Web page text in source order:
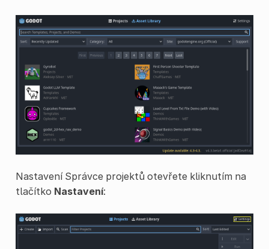
Nastavení Správce projektů otevřete kliknutím na
tlačítko Nastavení: